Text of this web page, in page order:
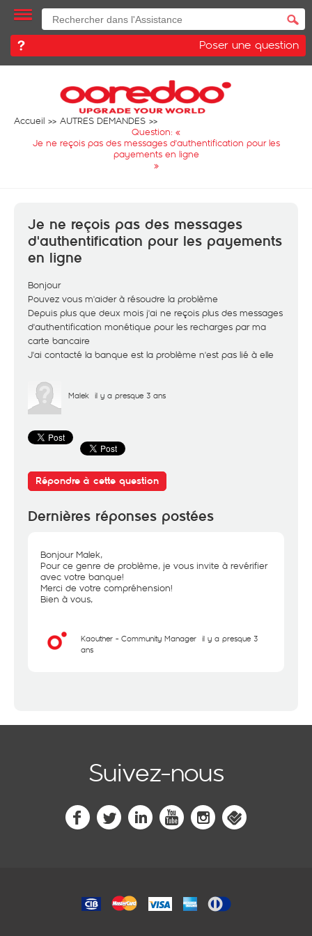
Poser une question
Accueil
AUTRES DEMANDES
Question: «
Je ne reçois pas des messages d'authentification pour les
payements en ligne
»
Je ne reçois pas des messages
d'authentification pour les payements
en ligne
Bonjour
Pouvez vous m'aider à résoudre la problème
Depuis plus que deux mois j'ai ne reçois plus des messages
d'authentification monétique pour les recharges par ma
carte bancaire
J'ai contacté la banque est la problème n'est pas lié à elle
Malek il y a presque 3 ans
Répondre à cette question
Dernières réponses postées
Bonjour Malek,
Pour ce genre de problème, je vous invite à revérifier
avec votre banque!
Merci de votre compréhension!
Bien à vous,
Kaouther - Community Manager il y a presque 3
ans
Suivez-nous